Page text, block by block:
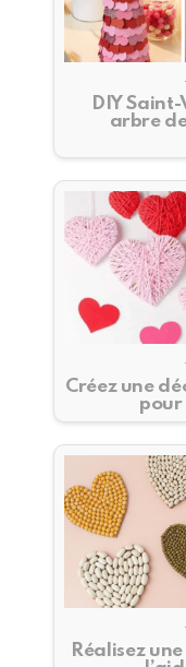
DIY
arbre
Créez une
pour
Réalisez